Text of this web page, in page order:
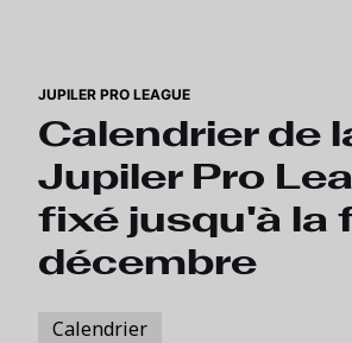
JUPILER PRO LEAGUE
Calendrier de
Jupiler Pro
fixé jusqu'à la
décembre
Calendrier